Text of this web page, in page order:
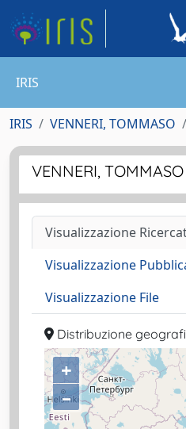
IRIS
IRIS VENNERI, TOMMASO
VENNERI, TOMMASO
Visualizzazione
Visualizzazione
Visualizzazione File
Distribuzione
+
–